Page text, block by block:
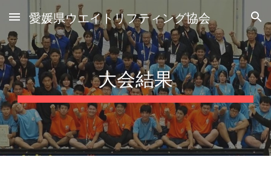
Skip to main content Skip to navigation
愛媛県ウエイトリフティング協会
大会結果